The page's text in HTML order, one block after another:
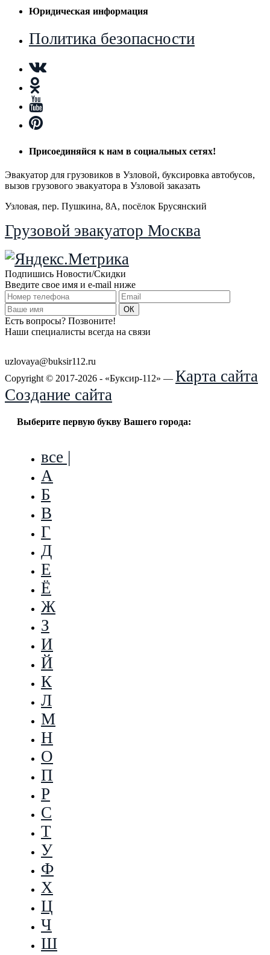
Юридическая информация
Политика безопасности
Присоединяйся к нам в социальных сетях!
Эвакуатор для грузовиков в Узловой, буксировка автобусов,
вызов грузового эвакуатора в Узловой заказать
Узловая, пер. Пушкина, 8А, посёлок Брусянский
Грузовой эвакуатор Москва
Подпишись Новости/Скидки
Введите свое имя и e-mail ниже
Есть вопросы? Позвоните!
Наши специалисты всегда на связи
uzlovaya@buksir112.ru
Copyright © 2017-2026 - «Буксир-112» — Карта сайта
Создание сайта
Выберите первую букву Вашего города:
все |
А
Б
В
Г
Д
Е
Ё
Ж
З
И
Й
К
Л
М
Н
О
П
Р
С
Т
У
Ф
Х
Ц
Ч
Ш